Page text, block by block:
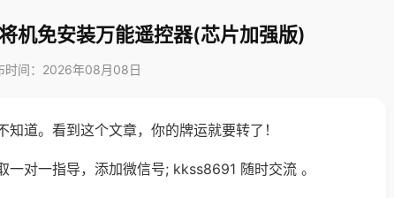
机免安装万能遥控器(芯片加强版)
时间：2026年08月08日
道。看到这个文章，你的牌运就要转了！
对一指导，添加微信号; kkss8691 随时交流 。